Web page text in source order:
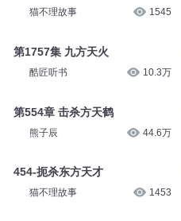
猫不理故事 1545
第1757集 九方天火
酷匠听书 10.3万
第554章 击杀方天鹤
熊子辰 44.6万
454-扼杀东方天才
猫不理故事 1453